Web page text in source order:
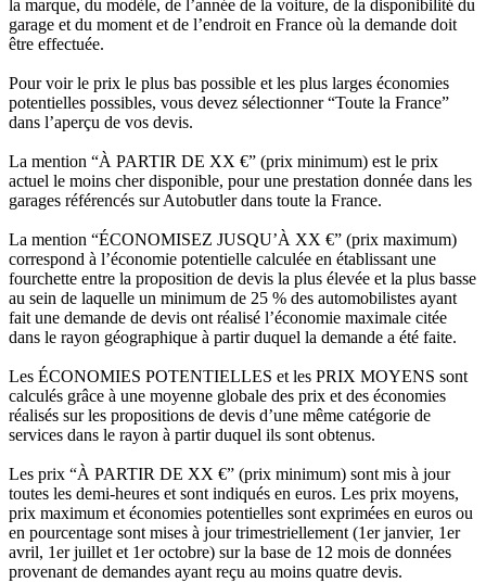
la marque, du modèle, de l’année de la voiture, de la disponibilité du
garage et du moment et de l’endroit en France où la demande doit
être effectuée.
Pour voir le prix le plus bas possible et les plus larges économies
potentielles possibles, vous devez sélectionner “Toute la France”
dans l’aperçu de vos devis.
La mention “À PARTIR DE XX €” (prix minimum) est le prix
actuel le moins cher disponible, pour une prestation donnée dans les
garages référencés sur Autobutler dans toute la France.
La mention “ÉCONOMISEZ JUSQU’À XX €” (prix maximum)
correspond à l’économie potentielle calculée en établissant une
fourchette entre la proposition de devis la plus élevée et la plus basse
au sein de laquelle un minimum de 25 % des automobilistes ayant
fait une demande de devis ont réalisé l’économie maximale citée
dans le rayon géographique à partir duquel la demande a été faite.
Les ÉCONOMIES POTENTIELLES et les PRIX MOYENS sont
calculés grâce à une moyenne globale des prix et des économies
réalisés sur les propositions de devis d’une même catégorie de
services dans le rayon à partir duquel ils sont obtenus.
Les prix “À PARTIR DE XX €” (prix minimum) sont mis à jour
toutes les demi-heures et sont indiqués en euros. Les prix moyens,
prix maximum et économies potentielles sont exprimées en euros ou
en pourcentage sont mises à jour trimestriellement (1er janvier, 1er
avril, 1er juillet et 1er octobre) sur la base de 12 mois de données
provenant de demandes ayant reçu au moins quatre devis.